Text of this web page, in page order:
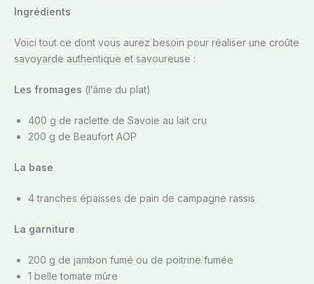
Ingrédients
Voici tout ce dont vous aurez besoin pour réaliser une croûte
savoyarde authentique et savoureuse :
Les fromages (l’âme du plat)
400 g de raclette de Savoie au lait cru
200 g de Beaufort AOP
La base
4 tranches épaisses de pain de campagne rassis
La garniture
200 g de jambon fumé ou de poitrine fumée
1 belle tomate mûre